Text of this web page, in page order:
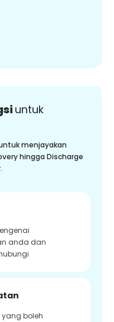
untuk
menjayakan
hingga Discharge
anda dan
boleh